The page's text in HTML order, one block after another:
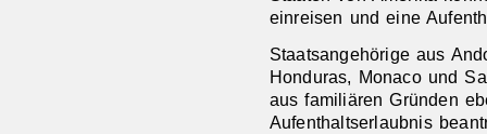
einreisen und eine
Staatsangehörige aus
Honduras, Monaco und
aus familiären Gründen
Aufenthaltserlaubnis